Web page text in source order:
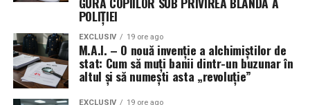
antrenament împotriva Iranului
Dincolo de obiectivele strategice, misiunea din Golf are
două mize esențiale. Pe de o parte, oferă armatei italiene
ocazia rară de a acumula experiență operativă directă
POLIȚIEI
EXCLUSIV 19 ore ago
M.A.I. – O nouă invenție a alchimiștilor de
stat: Cum să muți banii dintr-un buzunar în
altul și să numești asta „revoluție”
EXCLUSIV 19 ore ago